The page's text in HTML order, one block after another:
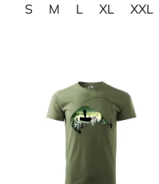
S M L XL XXL